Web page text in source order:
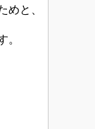
めと、
。